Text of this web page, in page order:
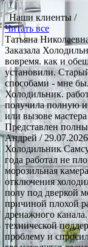
Наши клиенты /
Читать все
Татьяна
Заказала
вовремя. как и
установили.
способами - мне
Холодильник.
получила полную
или вызове
Представлен
Андрей/ 29.07.2026
Холодильник
года работал не
морозильная
отключения
полу под дверкой
причиной плохой
дренажного
технической
проблему и